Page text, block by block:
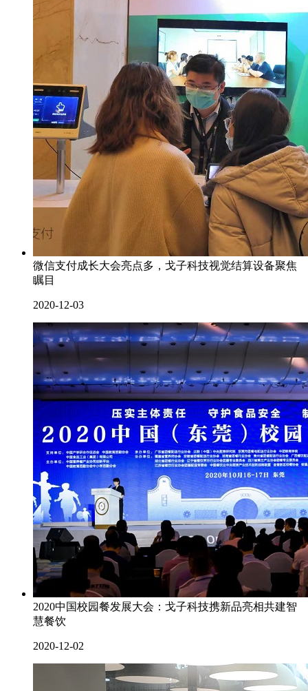
微信支付成长大会亮点多，戈子科技视觉结算设备聚焦
瞩目
2020-12-03
2020中国校园餐发展大会：戈子科技携新品亮相共建智
慧餐饮
2020-12-02